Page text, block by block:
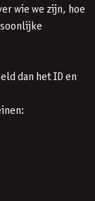
wie we zijn, hoe
dan het ID en